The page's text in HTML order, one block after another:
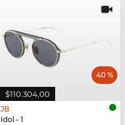
$110.304,00
40 %
JB
Idol - 1